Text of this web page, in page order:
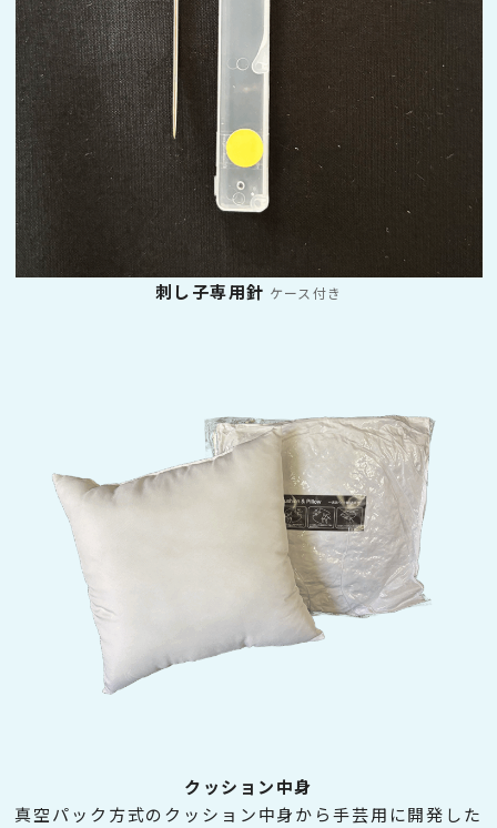
刺し子専用針 ケース付き
クッション中身
真空パック方式のクッション中身から手芸用に開発した